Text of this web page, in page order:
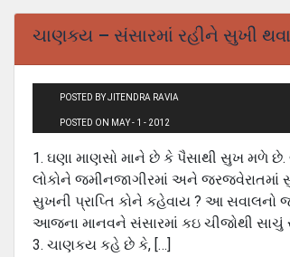
ચાણક્ય – સંસારમાં રહીને સુખી
POSTED BY JITENDRA RAVIA
POSTED ON MAY - 1 - 2012
1. ઘણા માણસો માને છે કે પૈસાથી સુખ મળે
લોકોને જમીનજાગીરમાં અને
સુખની પ્રાપ્તિ કોને કહેવાય ? આ સવાલનો
આજના માનવને સંસારમાં કઇ ચીજોથી સાચું
3. ચાણકય કહે છે કે, […]